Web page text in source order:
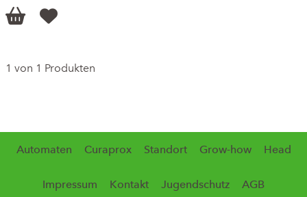
 
1 von 1 Produkten
Automaten Curaprox Standort Grow-how Head
Impressum Kontakt Jugendschutz AGB